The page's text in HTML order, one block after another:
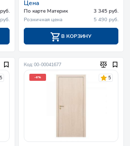
Цена
По карте Материк
3 345 руб.
Розничная цена
5 490 руб.
В КОРЗИНУ
5
Код: 00-00041677
-6% 5